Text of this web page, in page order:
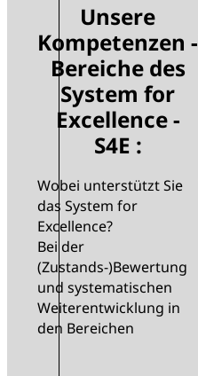
Unsere
Kompetenzen -
Bereiche des
System for
Excellence -
S4E :
Wobei unterstützt Sie
das System for
Excellence?
Bei der
(Zustands-)Bewertung
und systematischen
Weiterentwicklung in
den Bereichen